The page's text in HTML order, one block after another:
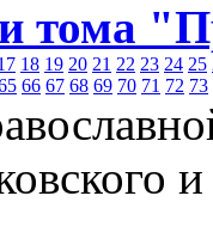
тома
18 19 20 21 22 23 24 25
66 67 68 69 70 71 72 73